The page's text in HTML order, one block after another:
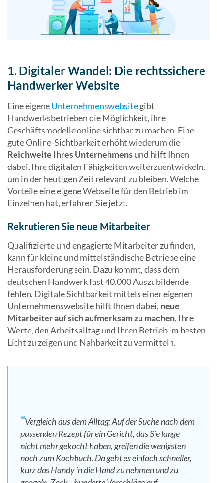
1. Digitaler Wandel: Die rechtssichere
Handwerker Website
Eine eigeneUnternehmenswebsitegibt
Handwerksbetrieben die Möglichkeit, ihre
Geschäftsmodelle online sichtbar zu machen. Eine
gute Online-Sichtbarkeit erhöht wiederum die
Reichweite Ihres Unternehmensund hilft Ihnen
dabei, Ihre digitalen Fähigkeiten weiterzuentwickeln,
um in der heutigen Zeit relevant zu bleiben. Welche
Vorteile eine eigene Webseite für den Betrieb im
Einzelnen hat, erfahren Sie jetzt.
Rekrutieren Sie neue Mitarbeiter
Qualifizierte und engagierte Mitarbeiter zu finden,
kann für kleine und mittelständische Betriebe eine
Herausforderung sein. Dazu kommt, dass dem
deutschen Handwerk fast 40.000 Auszubildende
fehlen. Digitale Sichtbarkeit mittels einer eigenen
Unternehmenswebsite hilft Ihnen dabei, neue
Mitarbeiter auf sich aufmerksam zu machen, Ihre
Werte, den Arbeitsalltag und Ihren Betrieb im besten
Licht zu zeigen und Nahbarkeit zu vermitteln.
Vergleich aus dem Alltag: Auf der Suche nach dem
passenden Rezept für ein Gericht, das Sie lange
nicht mehr gekocht haben, greifen die wenigsten
noch zum Kochbuch. Da geht es einfach schneller,
kurz das Handy in die Hand zu nehmen und zu